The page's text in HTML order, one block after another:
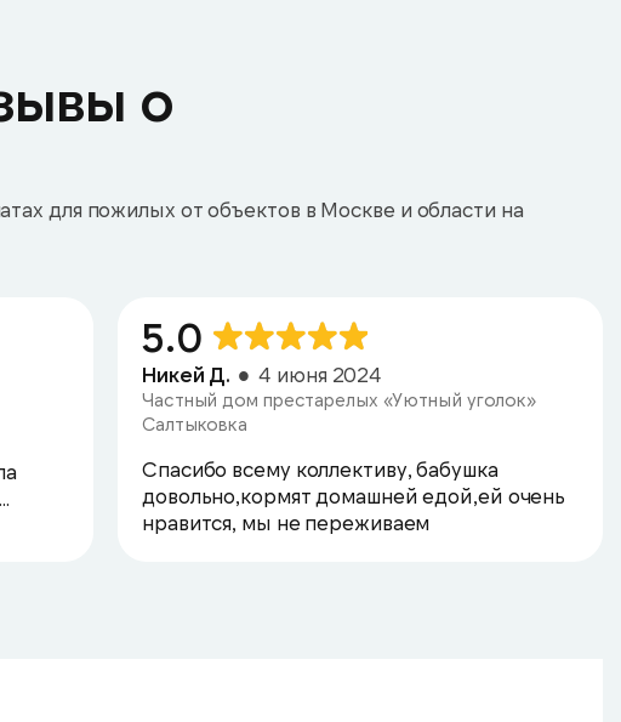
о
для пожилых от объектов в Москве и области на
5.0
Никей Д. 4 июня 2024
Частный дом престарелых «Уютный уголок»
Салтыковка
Спасибо всему коллективу, бабушка
довольно,кормят домашней едой,ей очень
нравится, мы не переживаем